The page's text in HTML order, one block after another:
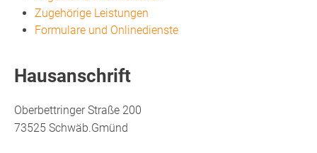
Zugehörige Leistungen
Formulare und Onlinedienste
Hausanschrift
Oberbettringer Straße 200
73525 Schwäb.Gmünd